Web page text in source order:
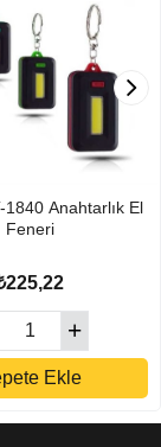
1840 Anahtarlık El
Feneri
Ekle